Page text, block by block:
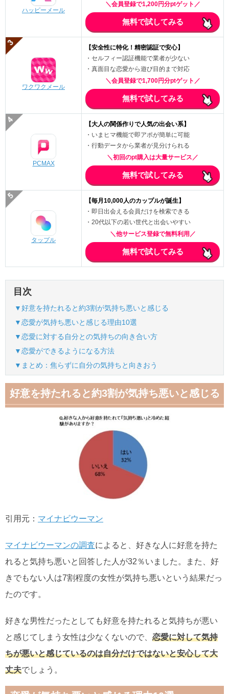
ハッピーメール
＼会員登録で1,200円分ptゲット／
無料で試してみる
ワクワクメール
【安全性に特化！精密認証で安心】
・セルフィー認証機能で業者が少ない
・真面目な恋愛から遊び目的まで対応
＼会員登録で1,700円分ptゲット／
無料で試してみる
PCMAX
【大人の関係作りで人気の出会い系】
・いまヒマ機能で即アポが簡単に可能
・行動データから業者が見分けられる
＼初回のpt購入は大量サービス／
無料で試してみる
タップル
【毎月10,000人のカップルが誕生】
・即日出会える会員だけを検索できる
・20代以下の若い世代と出会いやすい
＼他サービス登録で無料利用／
無料で試してみる
目次
▼好意を持たれると約3割が気持ち悪いと感じる
▼恋愛が気持ち悪いと感じる理由10選
▼恋愛に対する自分との気持ちの向き合い方
▼恋愛ができるようになる方法
▼まとめ：焦らずに自分の気持ちと向きおう
好意を持たれると約3割が気持ち悪いと感じる
引用元： マイナビウーマン
マイナビウーマンの調査によると、好きな人に好意を持た
れると気持ち悪いと回答した人が32％いました。また、好
きでもない人は7割程度の女性が気持ち悪いという結果だっ
たのです。
好きな男性だったとしても好意を持たれると気持ちが悪い
と感じてしまう女性は少なくないので、 恋愛に対して気持
ちが悪いと感じているのは自分だけではないと安心して大
丈夫でしょう。